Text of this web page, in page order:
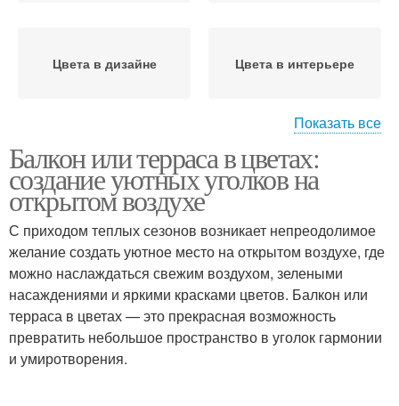
Цвета в дизайне Цвета в интерьере
Отдельные цвета Цвета по зонам
Показать все
Балкон или терраса в цветах:
создание уютных уголков на
открытом воздухе
С приходом теплых сезонов возникает непреодолимое
желание создать уютное место на открытом воздухе, где
можно наслаждаться свежим воздухом, зелеными
насаждениями и яркими красками цветов. Балкон или
терраса в цветах — это прекрасная возможность
превратить небольшое пространство в уголок гармонии
и умиротворения.